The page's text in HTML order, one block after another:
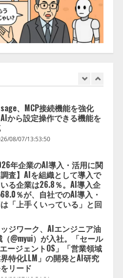
08/06/14:54:32
報告】次世代AIプラットフ
「TAIZA」および新サービ
、MCP接続機能を強化
から設定操作できる機能を
08/07/13:53:50
年企業のAI導入・活用に関
査】AIを組織として導入で
る企業は26.8％。AI導入企
％が、自社でのAI導入・
「上手くいっている」と回
08/07/13:53:50
ジワーク、AIエンジニア油
（@myui）が入社。「セール
ージェントOS」「営業領域
特化LLM」の開発とAI研究
リード